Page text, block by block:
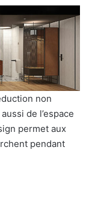
non
de l’espace
permet aux
pendant